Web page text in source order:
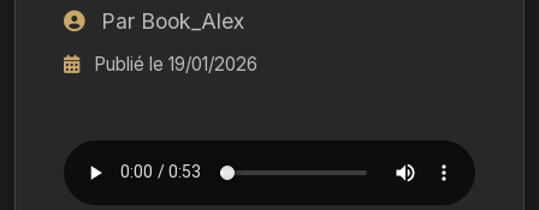
Par Book_Alex
Publié le 19/01/2026